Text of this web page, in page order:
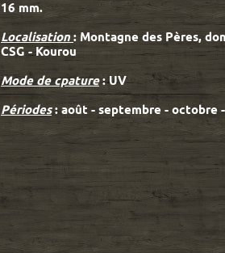
16 mm.
Localisation: Montagne des Pères,
CSG - Kourou
Mode de cpature: UV
Périodes: août - septembre - octobre